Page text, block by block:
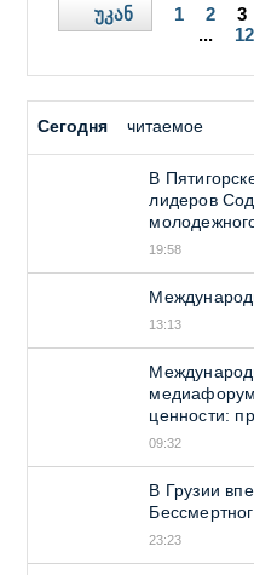
უკან 1 2 3
...
Сегодня читаемое
В
лидеров
19:58
13:13
ценности:
09:32
В Грузии
23:23